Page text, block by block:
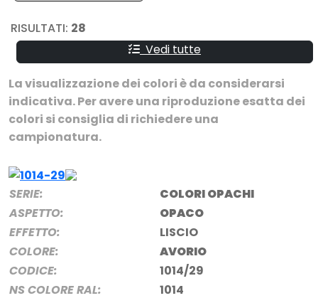
RISULTATI: 28
Vedi tutte
La visualizzazione dei colori è da considerarsi
indicativa. Per avere una riproduzione esatta dei
colori si consiglia di richiedere una
campionatura.
SERIE:
COLORI OPACHI
ASPETTO:
OPACO
EFFETTO:
LISCIO
COLORE:
AVORIO
CODICE:
1014/29
NS COLORE RAL:
1014